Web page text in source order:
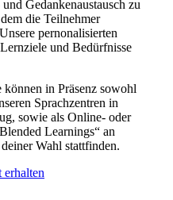
Gedankenaustausch zu
die Teilnehmer
pernonalisierten
und Bedürfnisse
in Präsenz sowohl
Sprachzentren in
sowie als Online- oder
Learnings“ an
Wahl stattfinden.